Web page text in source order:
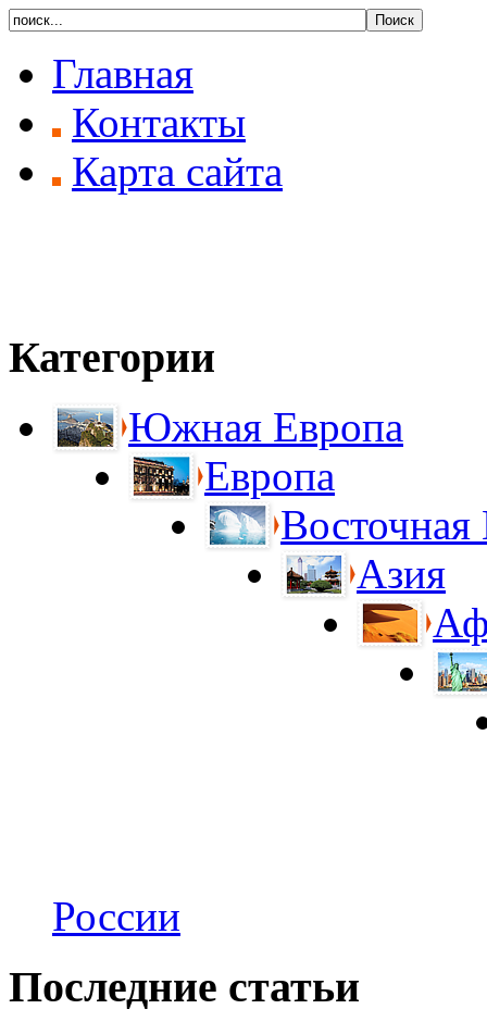
Главная
Контакты
Карта сайта
Категории
Южная Европа
Европа
Восточная
Азия
России
Последние статьи